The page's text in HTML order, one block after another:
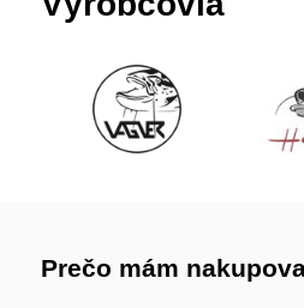
Prečo mám